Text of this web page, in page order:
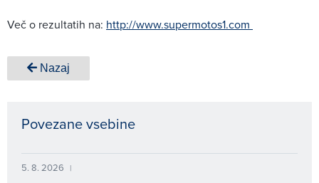
Več o rezultatih na: http://www.supermotos1.com
Nazaj
Povezane vsebine
5. 8. 2026 |